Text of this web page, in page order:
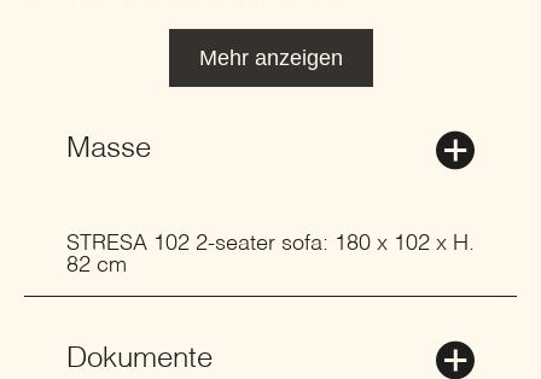
Mehr anzeigen
Masse
STRESA 102 2-seater sofa: 180 x 102 x H.
82 cm
Dokumente